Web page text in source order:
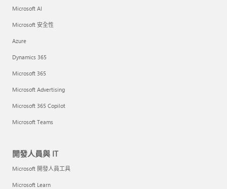
Microsoft AI
Microsoft 安全性
Azure
Dynamics 365
Microsoft 365
Microsoft Advertising
Microsoft 365 Copilot
Microsoft Teams
開發人員與 IT
Microsoft 開發人員工具
Microsoft Learn